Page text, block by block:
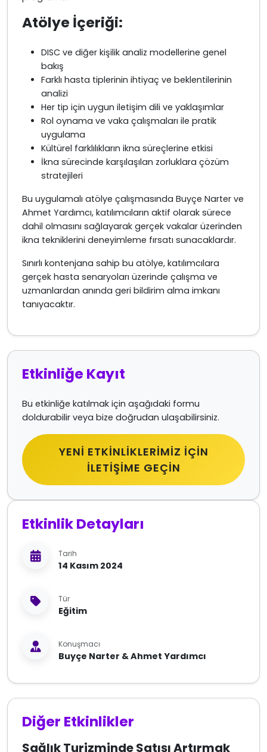
Atölye İçeriği:
DISC ve diğer kişilik analiz modellerine genel
bakış
Farklı hasta tiplerinin ihtiyaç ve beklentilerinin
analizi
Her tip için uygun iletişim dili ve yaklaşımlar
Rol oynama ve vaka çalışmaları ile pratik
uygulama
Kültürel farklılıkların ikna süreçlerine etkisi
İkna sürecinde karşılaşılan zorluklara çözüm
stratejileri
Bu uygulamalı atölye çalışmasında Buyçe Narter ve
Ahmet Yardımcı, katılımcıların aktif olarak sürece
dahil olmasını sağlayarak gerçek vakalar üzerinden
ikna tekniklerini deneyimleme fırsatı sunacaklardır.
Sınırlı kontenjana sahip bu atölye, katılımcılara
gerçek hasta senaryoları üzerinde çalışma ve
uzmanlardan anında geri bildirim alma imkanı
tanıyacaktır.
Etkinliğe Kayıt
Bu etkinliğe katılmak için aşağıdaki formu
doldurabilir veya bize doğrudan ulaşabilirsiniz.
YENI ETKINLIKLERIMIZ IÇIN
İLETIŞIME GEÇIN
Etkinlik Detayları
Tarih
14 Kasım 2024
Tür
Eğitim
Konuşmacı
Buyçe Narter & Ahmet Yardımcı
Diğer Etkinlikler
Sağlık Turizminde Satışı Artırmak